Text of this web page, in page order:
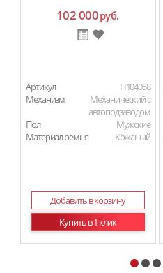
102 000руб.
Артикул
H104058
Механизм
Механический с
автоподзаводом
Пол
Мужские
Материал ремня
Кожаный
Добавить в корзину
Купить в 1 клик